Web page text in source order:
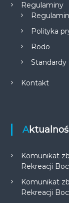
Regulaminy
Polityka
Rodo
Standardy
Kontakt
Komunikat
Rekreacji
Komunikat
Rekreacji